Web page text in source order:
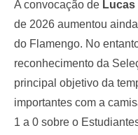
A convocação de Lucas
de 2026 aumentou
do Flamengo. No
reconhecimento da
principal objetivo da
importantes com a
1 a 0 sobre o